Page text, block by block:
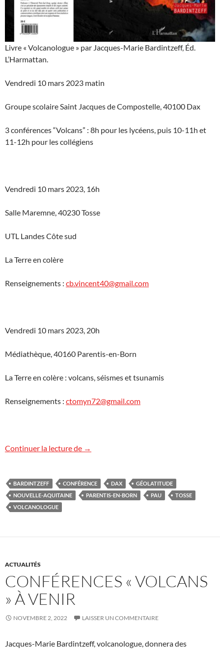
Livre « Volcanologue » par Jacques-Marie Bardintzeff, Éd.
L’Harmattan.
Vendredi 10 mars 2023 matin
Groupe scolaire Saint Jacques de Compostelle, 40100 Dax
3 conférences “Volcans” : 8h pour les lycéens, puis 10-11h et
11-12h pour les collégiens
Vendredi 10 mars 2023, 16h
Salle Maremne, 40230 Tosse
UTL Landes Côte sud
La Terre en colère
Renseignements : cb.vincent40@gmail.com
Vendredi 10 mars 2023, 20h
Médiathèque, 40160 Parentis-en-Born
La Terre en colère : volcans, séismes et tsunamis
Renseignements : ctomyn72@gmail.com
Continuer la lecture de Cycle de conférences en Nouvelle-
→
BARDINTZEFF CONFÉRENCE DAX
GÉOLATITUDE
NOUVELLE-AQUITAINE
PARENTIS-EN-BORN PAU
TOSSE
VOLCANOLOGUE
ACTUALITÉS
CONFÉRENCES « VOLCANS
» À VENIR
NOVEMBRE 2, 2022 LAISSER UN COMMENTAIRE
Jacques-Marie Bardintzeff, volcanologue, donnera des